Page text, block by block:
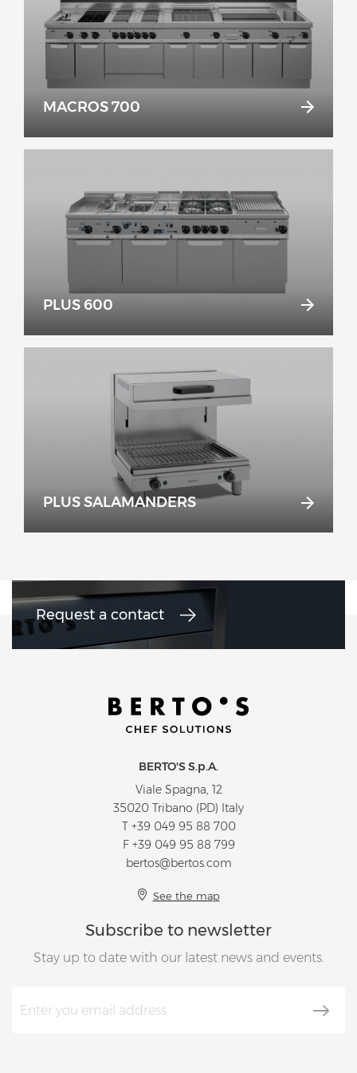
MACROS 700
PLUS 600
PLUS SALAMANDERS
Request a contact
BERTO'S S.p.A.
Viale Spagna, 12
35020 Tribano (PD) Italy
T +39 049 95 88 700
F +39 049 95 88 799
bertos@bertos.com
See the map
Subscribe to newsletter
Stay up to date with our latest news and events.